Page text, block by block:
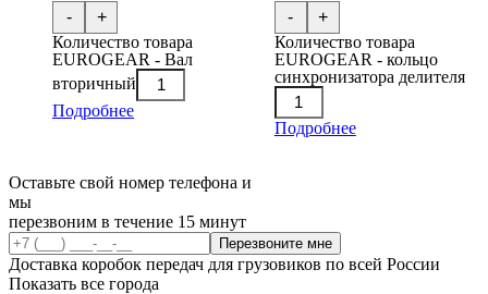
-
Количество товара
EUROGEAR - Вал
вторичный
+
Подробнее
-
Количество товара
EUROGEAR - кольцо
синхронизатора делителя
+
Подробнее
Оставьте свой номер телефона и
мы
перезвоним в течение 15 минут
Перезвоните мне
Доставка коробок передач для грузовиков по всей России
Показать все города